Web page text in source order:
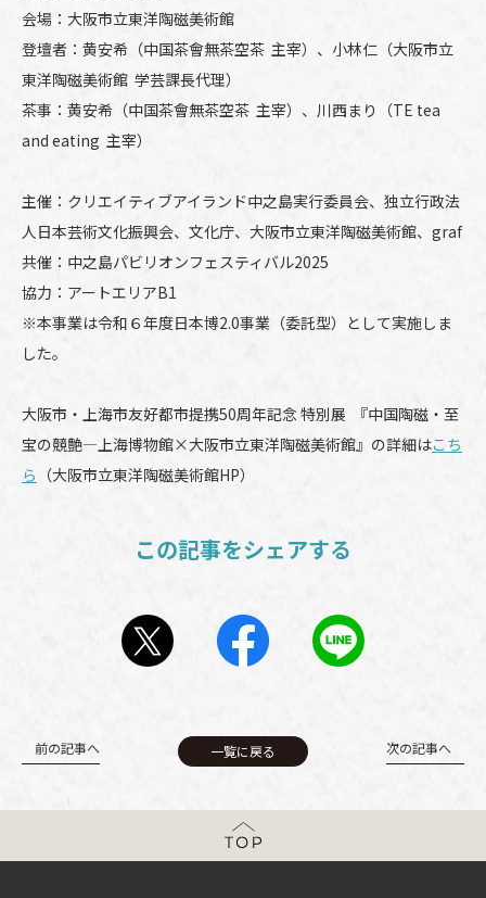
会場：大阪市立東洋陶磁美術館
登壇者：黄安希（中国茶會無茶空茶 主宰）、小林仁（大阪市立
東洋陶磁美術館 学芸課長代理）
茶事：黄安希（中国茶會無茶空茶 主宰）、川西まり（TE tea
and eating 主宰）
主催：クリエイティブアイランド中之島実行委員会、独立行政法
人日本芸術文化振興会、文化庁、大阪市立東洋陶磁美術館、graf
共催：中之島パビリオンフェスティバル2025
協力：アートエリアB1
※本事業は令和６年度日本博2.0事業（委託型）として実施しま
した。
大阪市・上海市友好都市提携50周年記念 特別展 『中国陶磁・至
宝の競艶―上海博物館×大阪市立東洋陶磁美術館』の詳細はこち
ら （大阪市立東洋陶磁美術館HP）
この記事をシェアする
前の記事へ 一覧に戻る 次の記事へ